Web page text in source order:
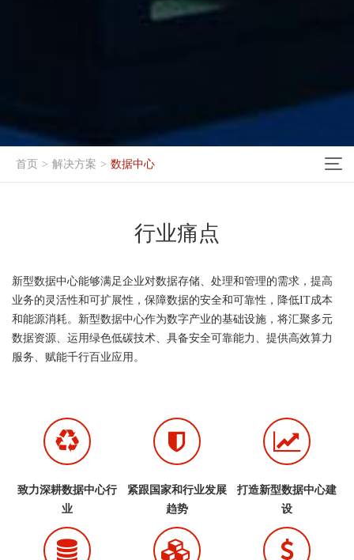
首页 > 解决方案 > 数据中心
行业痛点
新型数据中心能够满足企业对数据存储、处理和管理的需求，提高
业务的灵活性和可扩展性，保障数据的安全和可靠性，降低IT成本
和能源消耗。新型数据中心作为数字产业的基础设施，将汇聚多元
数据资源、运用绿色低碳技术、具备安全可靠能力、提供高效算力
服务、赋能千行百业应用。
致力深耕数据中心行
业
紧跟国家和行业发展
趋势
打造新型数据中心建
设